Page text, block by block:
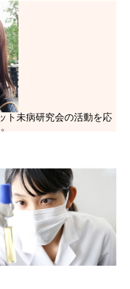
ト未病研究会の活動を応